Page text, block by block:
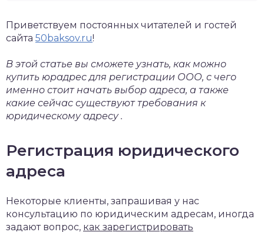
Приветствуем постоянных читателей и гостей
сайта 50baksov.ru!
В этой статье вы сможете узнать, как можно
купить юрадрес для регистрации ООО, с чего
именно стоит начать выбор адреса, а также
какие сейчас существуют требования к
юридическому адресу .
Регистрация юридического
адреса
Некоторые клиенты, запрашивая у нас
консультацию по юридическим адресам, иногда
задают вопрос, как зарегистрировать